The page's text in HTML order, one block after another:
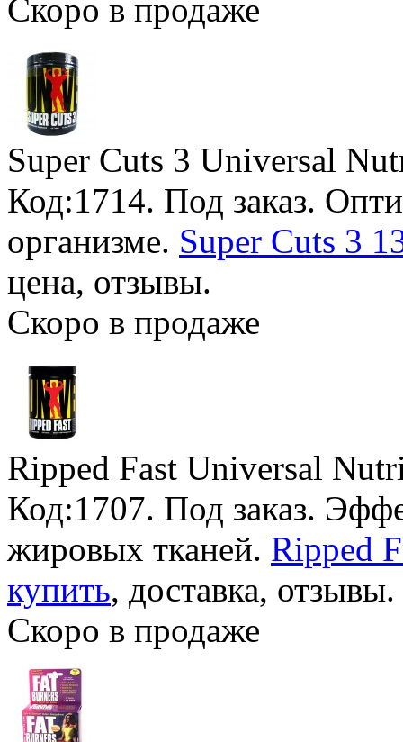
Скоро в продаже
Super Cuts 3 Universal
Код:1714. Под заказ.
организме. Super Cuts 3
цена, отзывы.
Скоро в продаже
Ripped Fast Universal
Код:1707. Под заказ.
жировых тканей. Ripped
купить, доставка, отзывы.
Скоро в продаже